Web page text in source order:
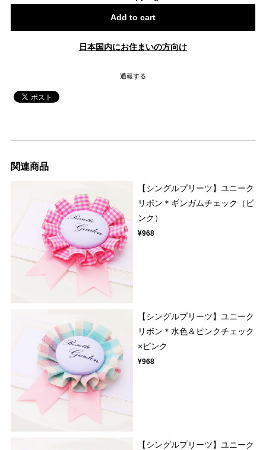
Add to cart
日本国内にお住まいの方向け
通報する
関連商品
【シングルプリーツ】ユニーク
リボン＊ギンガムチェック（ピ
ンク）
¥968
【シングルプリーツ】ユニーク
リボン＊水色＆ピンクチェック
×ピンク
¥968
【シングルプリーツ】ユニーク